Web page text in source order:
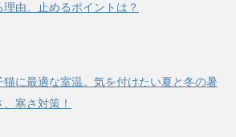
理由。止めるポイントは？
猫に最適な室温。気を付けたい夏と冬の暑
、寒さ対策！